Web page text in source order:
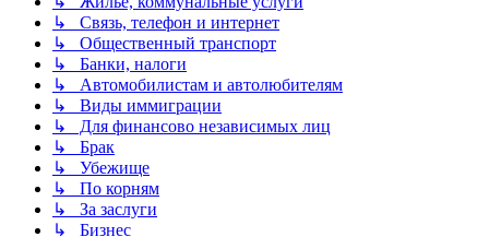
↳ Связь, телефон и интернет
↳ Общественный транспорт
↳ Банки, налоги
↳ Автомобилистам и автолюбителям
↳ Виды иммиграции
↳ Для финансово независимых лиц
↳ Брак
↳ Убежище
↳ По корням
↳ За заслуги
↳ Бизнес